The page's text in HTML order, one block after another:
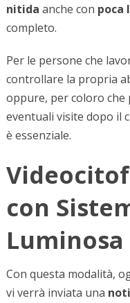
nitida anche con poca
completo.
Per le persone che
controllare la propria
oppure, per coloro
eventuali visite dopo il
è essenziale.
con
Luminosa
Con questa modalità,
vi verrà inviata una